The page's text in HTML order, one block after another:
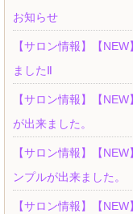
お知らせ
【サロン情報】【
ましたⅡ
【サロン情報】【
が出来ました。
【サロン情報】【
ンプルが出来ました。
【サロン情報】【